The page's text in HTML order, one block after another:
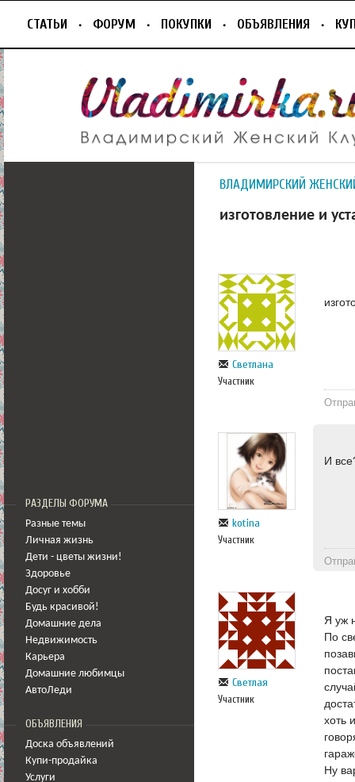
СТАТЬИ ФОРУМ ПОКУПКИ ОБЪЯВЛЕНИЯ
РАЗДЕЛЫ ФОРУМА
Разные темы
Личная жизнь
Дети - цветы жизни!
Здоровье
Досуг и хобби
Будь красивой!
Домашние дела
Недвижимость
Карьера
Домашние любимцы
АвтоЛеди
ОБЪЯВЛЕНИЯ
Доска объявлений
Купи-продайка
Услуги
ВЛАДИМИРСКИЙ
изготовление и
Светлана
Участник
kotina
Участник
И
Светлая
Участник
Я уж
По
хоть
Ну